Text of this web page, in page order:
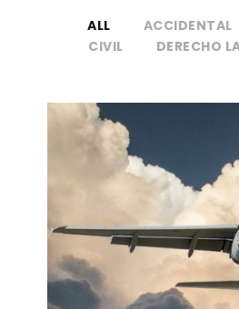
ALL ACCIDENTAL
CIVIL
DERECHO